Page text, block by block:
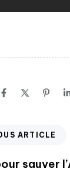
ARTICLE
sauver